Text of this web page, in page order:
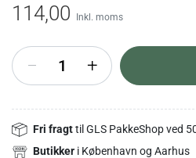
114,00 Inkl. moms
+
Fri fragttil GLS PakkeShop ved
Butikker i København og Aarhus